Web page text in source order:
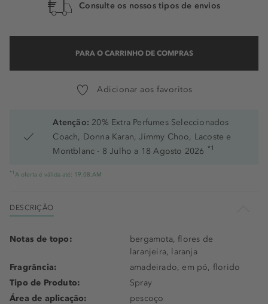
Consulte os nossos tipos de envios
PARA O CARRINHO DE COMPRAS
Adicionar aos favoritos
Atenção: 20% Extra Perfumes Seleccionados
Coach, Donna Karan, Jimmy Choo, Lacoste e
Montblanc - 8 Julho a 18 Agosto 2026 *1
*1 A oferta é válida até: 19.08.AM
DESCRIÇÃO
Notas de topo:
bergamota, flores de
laranjeira, laranja
Fragrância:
amadeirado, em pó, florido
Tipo de Produto:
Spray
Área de aplicação:
pescoço